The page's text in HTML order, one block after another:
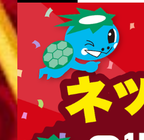
出場予定選手一覧
レース結果
出走表・前日予想PDF
モーター抽選結果・前検